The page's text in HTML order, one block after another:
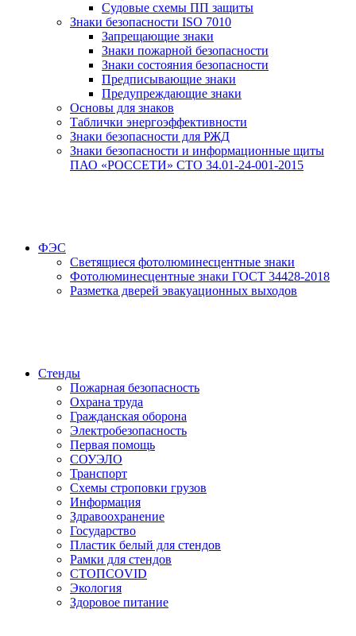
Судовые схемы ПП защиты
Знаки безопасности ISO 7010
Запрещающие знаки
Знаки пожарной безопасности
Знаки состояния безопасности
Предписывающие знаки
Предупреждающие знаки
Основы для знаков
Таблички энергоэффективности
Знаки безопасности для РЖД
Знаки безопасности и информационные щиты
ПАО «РОССЕТИ» СТО 34.01-24-001-2015
ФЭС
Светящиеся фотолюминесцентные знаки
Фотолюминесцентные знаки ГОСТ 34428-2018
Разметка дверей эвакуационных выходов
Стенды
Пожарная безопасность
Охрана труда
Гражданская оборона
Электробезопасность
Первая помощь
СОУЭЛО
Транспорт
Схемы строповки грузов
Информация
Здравоохранение
Государство
Пластик белый для стендов
Рамки для стендов
СТОПCOVID
Экология
Здоровое питание